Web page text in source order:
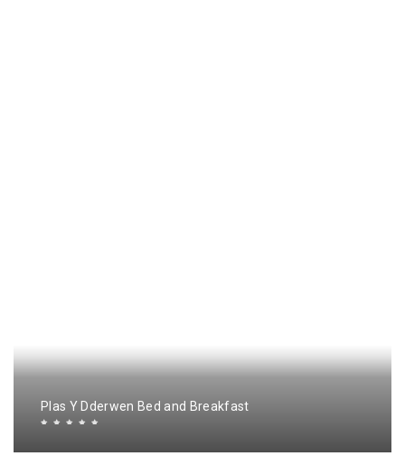
Plas Y Dderwen Bed and Breakfast